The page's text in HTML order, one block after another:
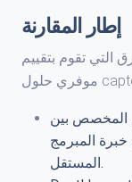
إطار المقارنة
التي تقوم بتقييم
المخصص بين
على خبرة المبرمج
المستقل.